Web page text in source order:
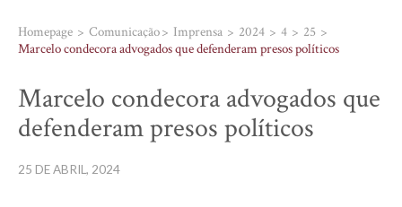
Homepage Comunicação Imprensa 2024 4
25
Marcelo condecora advogados que defenderam presos políticos
Marcelo condecora advogados que
defenderam presos políticos
25 DE ABRIL, 2024